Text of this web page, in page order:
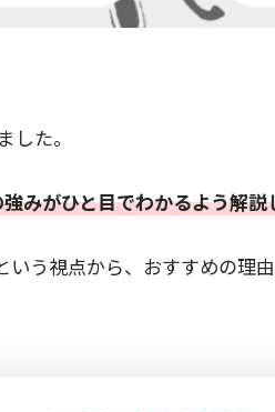
た。
みがひと目でわかるよう解説
う視点から、おすすめの理